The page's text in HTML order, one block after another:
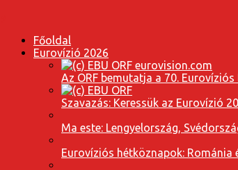
Főoldal
Eurovízió 2026
Az ORF bemutatja a 70.
Szavazás: Keressük az Eurovízió
Ma este: Lengyelország,
Eurovíziós hétköznapok: